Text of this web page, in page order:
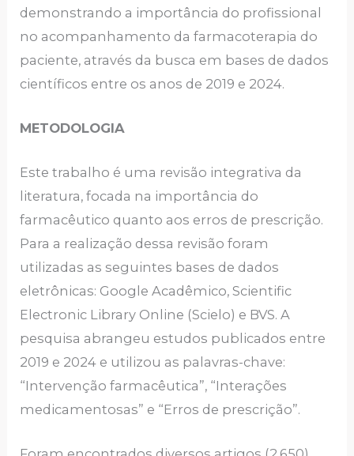
demonstrando a importância do profissional
no acompanhamento da farmacoterapia do
paciente, através da busca em bases de dados
científicos entre os anos de 2019 e 2024.
METODOLOGIA
Este trabalho é uma revisão integrativa da
literatura, focada na importância do
farmacêutico quanto aos erros de prescrição.
Para a realização dessa revisão foram
utilizadas as seguintes bases de dados
eletrônicas: Google Acadêmico, Scientific
Electronic Library Online (Scielo) e BVS. A
pesquisa abrangeu estudos publicados entre
2019 e 2024 e utilizou as palavras-chave:
“Intervenção farmacêutica”, “Interações
medicamentosas” e “Erros de prescrição”.